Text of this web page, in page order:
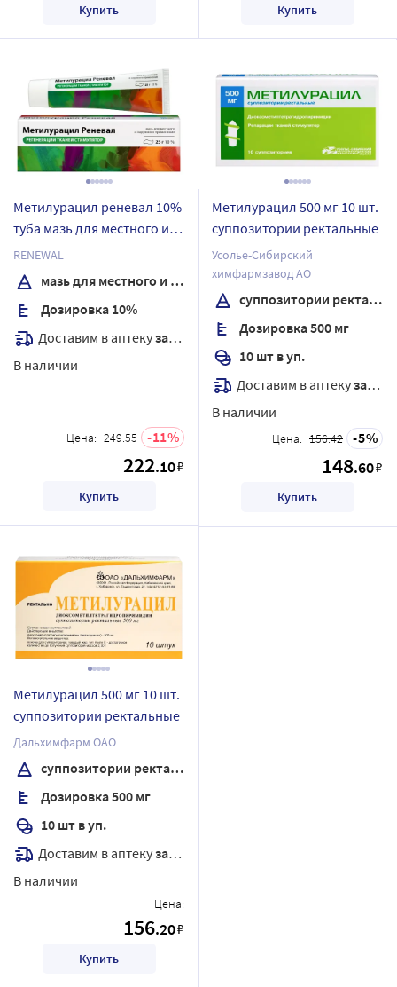
Купить Купить
Метилурацил реневал 10%
туба мазь для местного и
наружного применения 25
гр
RENEWAL
мазь для местного и наружного применения
Дозировка 10%
Доставим в аптекузавтра
В наличии
Цена: 249.55 11
222.10₽
Купить
Метилурацил 500 мг 10 шт.
суппозитории ректальные
Усолье-Сибирский
химфармзавод АО
суппозитории ректальные
Дозировка 500 мг
10 шт в уп.
Доставим в аптекузавтра
В наличии
Цена: 156.42 5
148.60₽
Купить
Метилурацил 500 мг 10 шт.
суппозитории ректальные
Дальхимфарм ОАО
суппозитории ректальные
Дозировка 500 мг
10 шт в уп.
Доставим в аптекузавтра
В наличии
Цена:
156.20₽
Купить